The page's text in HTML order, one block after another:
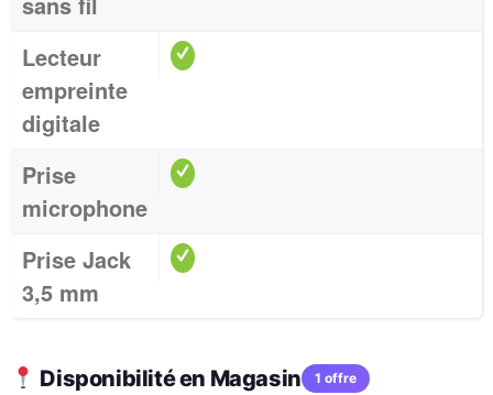
Lecteur
empreinte
digitale
Prise
microphone
Prise Jack
3,5 mm
Disponibilité en Magasin 1 offre